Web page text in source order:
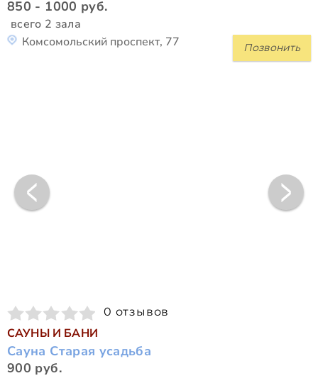
850 - 1000 руб.
всего 2 зала
Позвонить
Комсомольский проспект, 77
0 отзывов
САУНЫ И БАНИ
Сауна Старая усадьба
900 руб.